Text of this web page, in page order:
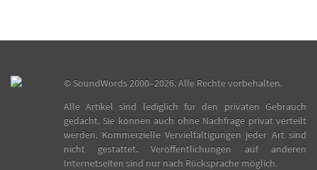
©SoundWords2000–2026. Alle Rechte vorbehalten.
Alle Artikel sind lediglich für den privaten Gebrauch
gedacht. Sie können auch ohne Nachfrage privat verteilt
werden. Kommerzielle Vervielfältigungen jeder Art sind
nicht gestattet. Veröffentlichungen auf anderen
Internetseiten sind nur nach Rücksprache möglich.